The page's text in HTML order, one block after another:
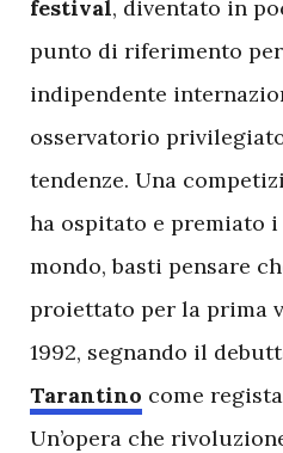
festival, diventato in
punto di riferimento
indipendente
osservatorio
tendenze. Una
ha ospitato e premiato
mondo, basti pensare
proiettato per la prima
1992, segnando il
Tarantino come
Un’opera che